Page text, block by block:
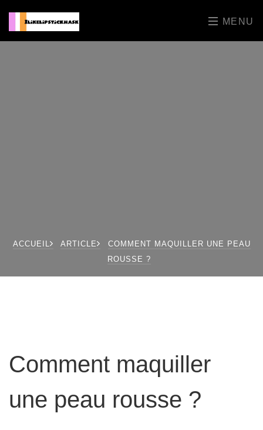
MENU
ACCUEIL ARTICLE
COMMENT MAQUILLER UNE PEAU
ROUSSE ?
Comment maquiller
une peau rousse ?